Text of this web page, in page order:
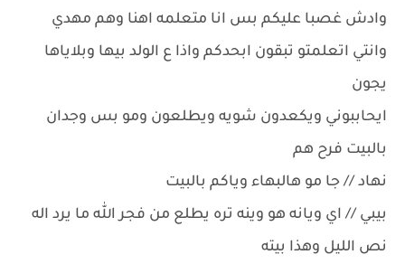
وادش غصبا عليكم بس انا متعلمه اهنا وهم مهدي
وانتي اتعلمتو تبقون ابحدكم واذا ع الولد بيها وبلاياها
يجون
ايحاببوني ويكعدون شويه ويطلعون ومو بس وجدان
بالبيت فرح هم
نهاد // جا مو هالبهاء وياكم بالبيت
بيبي // اي ويانه هو وينه تره يطلع من فجر الله ما يرد اله
نص الليل وهذا بيته